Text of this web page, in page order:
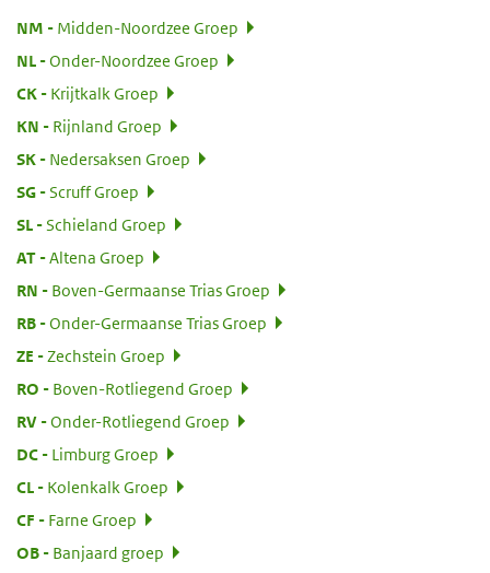
NM
Midden-Noordzee Groep
NL
Onder-Noordzee Groep
CK:
Krijtkalk Groep
KN
Rijnland Groep
SK:
Nedersaksen Groep
SG:
Scruff Groep
SL
Schieland Groep
AT:
Altena Groep
RN
Boven-Germaanse Trias Groep
RB:
Onder-Germaanse Trias Groep
ZE
Zechstein Groep
RO
Boven-Rotliegend Groep
RV:
Onder-Rotliegend Groep
DC:
Limburg Groep
CL
Kolenkalk Groep
CF
Farne Groep
OB: Banjaard groep